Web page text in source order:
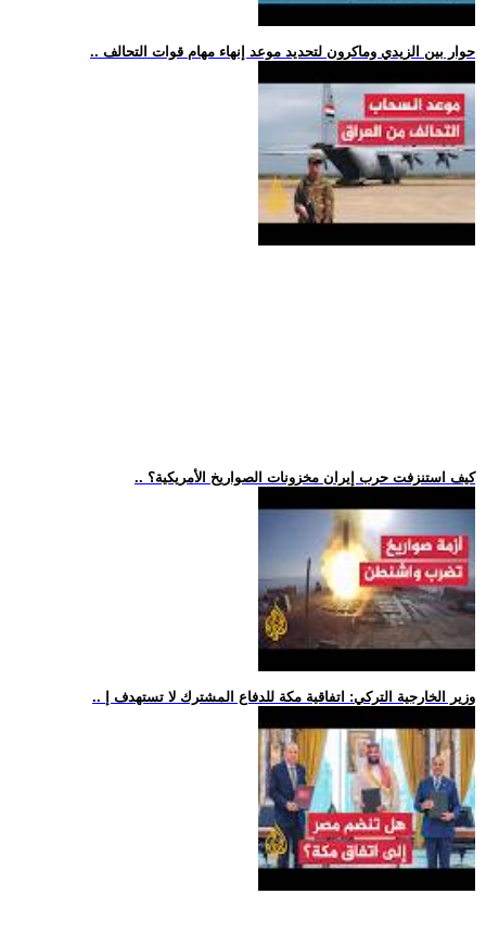
.. حوار بين الزيدي وماكرون لتحديد موعد إنهاء مهام قوات التحالف
.. كيف استنزفت حرب إيران مخزونات الصواريخ الأمريكية؟
.. وزير الخارجية التركي: اتفاقية مكة للدفاع المشترك لا تستهدف إ